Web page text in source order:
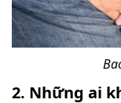
2. Những ai